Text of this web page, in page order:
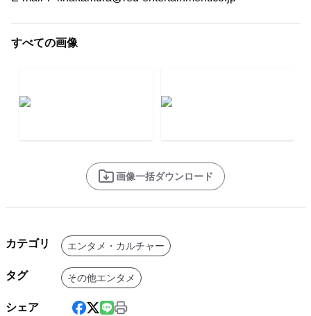
すべての画像
画像一括ダウンロード
カテゴリ エンタメ・カルチャー
タグ その他エンタメ
シェア